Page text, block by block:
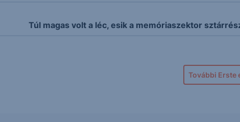
Túl magas volt a léc, esik a memóriaszektor
További Erste